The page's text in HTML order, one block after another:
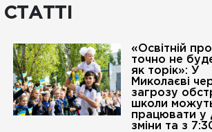
СТАТТІ
«Освітній
точно не
як торік»: У
Миколаєві
загрозу
школи
працювати у
зміни та з